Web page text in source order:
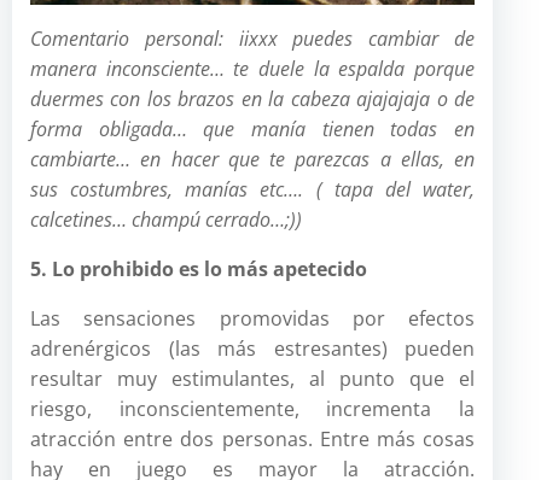
Comentario personal: iixxx puedes cambiar de
manera inconsciente… te duele la espalda porque
duermes con los brazos en la cabeza ajajajaja o de
forma obligada… que manía tienen todas en
cambiarte… en hacer que te parezcas a ellas, en
suscostumbres, manías etc…. ( tapa del water,
calcetines… champú cerrado…;))
5. Lo prohibido es lo más apetecido
Las sensaciones promovidas por efectos
adrenérgicos (las más estresantes) pueden
resultar muy estimulantes, al punto que el
riesgo, inconscientemente, incrementa la
atracción entre dos personas. Entre más cosas
hay en juego es mayor la atracción.